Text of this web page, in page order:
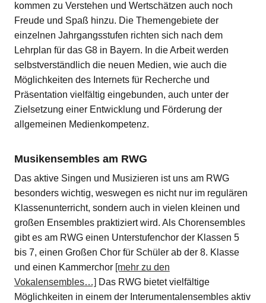
kommen zu Verstehen und Wertschätzen auch noch
Freude und Spaß hinzu. Die Themengebiete der
einzelnen Jahrgangsstufen richten sich nach dem
Lehrplan für das G8 in Bayern. In die Arbeit werden
selbstverständlich die neuen Medien, wie auch die
Möglichkeiten des Internets für Recherche und
Präsentation vielfältig eingebunden, auch unter der
Zielsetzung einer Entwicklung und Förderung der
allgemeinen Medienkompetenz.
Musikensembles am RWG
Das aktive Singen und Musizieren ist uns am RWG
besonders wichtig, weswegen es nicht nur im regulären
Klassenunterricht, sondern auch in vielen kleinen und
großen Ensembles praktiziert wird. Als Chorensembles
gibt es am RWG einen Unterstufenchor der Klassen 5
bis 7, einen Großen Chor für Schüler ab der 8. Klasse
und einen Kammerchor [mehr zu den
Vokalensembles…] Das RWG bietet vielfältige
Möglichkeiten in einem der Interumentalensembles aktiv